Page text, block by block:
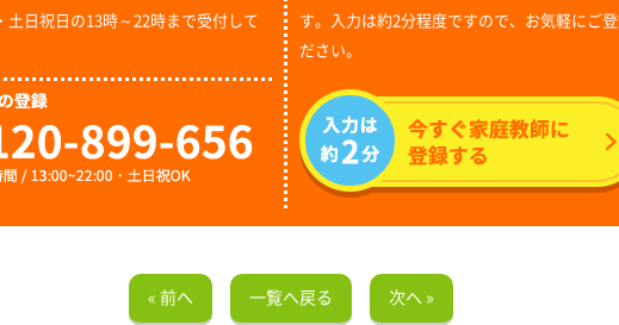
土日祝日の13時～22時まで受付して
す。入力は約2分程度ですので、お気軽にご登
ださい。
« 前へ 一覧へ戻る 次へ »